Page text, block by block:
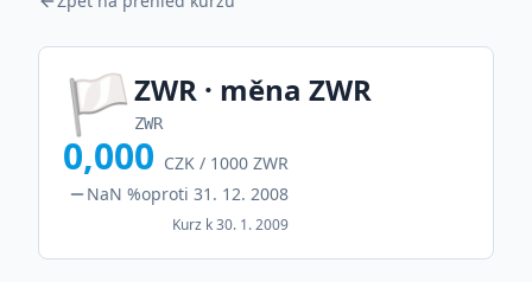
🏳️ZWR · měna ZWR
ZWR
0,000 CZK / 1000 ZWR
NaN %oproti 31. 12. 2008
Kurz k30. 1. 2009